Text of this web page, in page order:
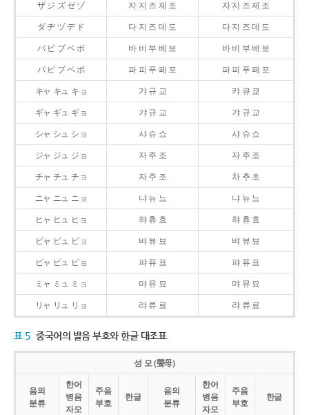
ザ ジ ズ ゼ ゾ 자 지 즈 제 조 자 지 즈 제 조
ダ ヂ ヅ デ ド 다 지 즈 데 도 다 지 즈 데 도
バ ビ ブ ベ ボ 바 비 부 베 보 바 비 부 베 보
パ ピ プ ペ ポ 파 피 푸 페 포 파 피 푸 페 포
キャ キュ キョ 갸 규 교 캬 큐 쿄
ギャ ギュ ギョ 갸 규 교 갸 규 교
シャ シュ ショ 샤 슈 쇼 샤 슈 쇼
ジャ ジュ ジョ 자 주 조 자 주 조
チャ チュ チョ 자 주 조 차 추 초
ニャ ニュ ニョ 냐 뉴 뇨 냐 뉴 뇨
ヒャ ヒュ ヒョ 햐 휴 효 햐 휴 효
ビャ ビュ ビョ 뱌 뷰 뵤 뱌 뷰 뵤
ピャ ピュ ピョ 퍄 퓨 표 퍄 퓨 표
ミャ ミュ ミョ 먀 뮤 묘 먀 뮤 묘
リャ リュ リョ 랴 류 료 랴 류 료
표 5 중국어의 발음 부호와 한글 대조표
성 모 (聲母)
음의
분류
한어
병음
자모
주음
부호
한글
음의
분류
한어
병음
자모
주음
부호
한글